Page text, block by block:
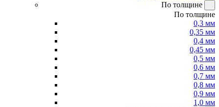
По толщине
По толщине
0,3 мм
0,35 мм
0,4 мм
0,45 мм
0,5 мм
0,6 мм
0,7 мм
0,8 мм
0,9 мм
1,0 мм